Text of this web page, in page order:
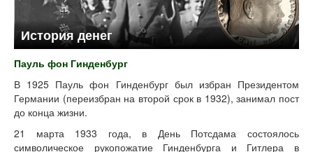
История денег
Пауль фон Гинденбург
В 1925 Пауль фон Гинденбург был избран Президентом
Германии (переизбран на второй срок в 1932), занимал пост
до конца жизни.
21 марта 1933 года, в День Потсдама состоялось
символическое рукопожатие Гинденбурга и Гитлера в